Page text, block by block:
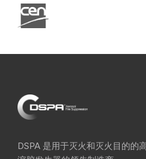
DSPA 是用于灭火和灭火目的的